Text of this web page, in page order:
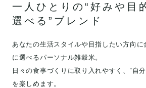
一人ひとりの“好みや目
選べる”ブレンド
あなたの生活スタイルや目指したい方向
に選べるパーソナル雑穀米。
日々の食事づくりに取り入れやすく、“自
を楽しめます。